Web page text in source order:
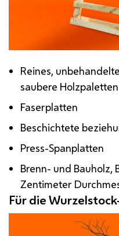
Reines,
saubere Holzpaletten
Faserplatten
Beschichtete
Press-Spanplatten
Brenn- und Bauholz,
Zentimeter
Für die